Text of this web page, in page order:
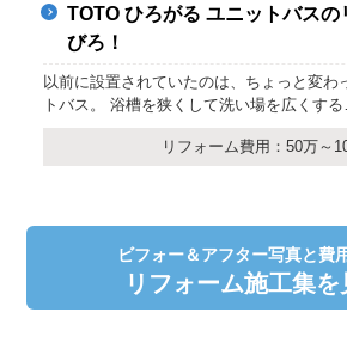
TOTO ひろがる ユニットバスの
びろ！
以前に設置されていたのは、ちょっと変わ
トバス。 浴槽を狭くして洗い場を広くす
リフォーム費用：50万～
ビフォー＆アフター写真と費
リフォーム施工集を